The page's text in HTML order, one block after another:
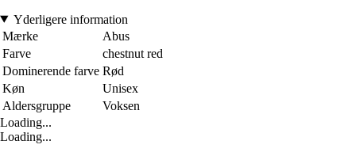
Yderligere information
Mærke
Abus
Farve
chestnut red
Dominerende farve Rød
Køn
Unisex
Aldersgruppe
Voksen
Loading...
Loading...